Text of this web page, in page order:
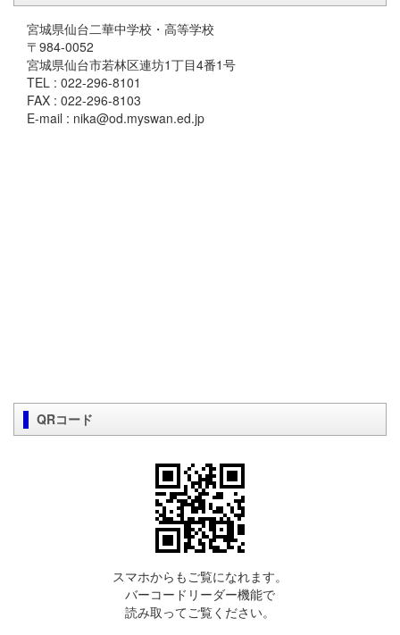
宮城県仙台二華中学校・高等学校
〒984-0052
宮城県仙台市若林区連坊1丁目4番1号
TEL : 022-296-8101
FAX : 022-296-8103
E-mail : nika@od.myswan.ed.jp
QRコード
スマホからもご覧になれます。
バーコードリーダー機能で
読み取ってご覧ください。